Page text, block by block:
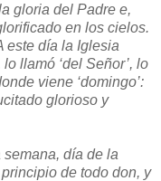
gloria del Padre e,
en los cielos.
este día la Iglesia
llamó ‘del Señor’, lo
viene ‘domingo’:
glorioso y
día de la
de todo don, y